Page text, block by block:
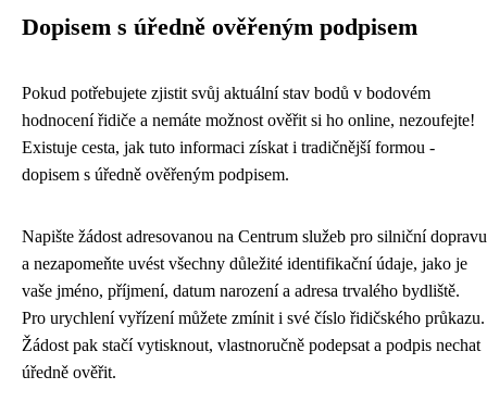
Dopisem s úředně ověřeným podpisem
Pokud potřebujete zjistit svůj aktuální stav bodů v bodovém
hodnocení řidiče a nemáte možnost ověřit si ho online, nezoufejte!
Existuje cesta, jak tuto informaci získat i tradičnější formou -
dopisem s úředně ověřeným podpisem.
Napište žádost adresovanou na Centrum služeb pro silniční dopravu
a nezapomeňte uvést všechny důležité identifikační údaje, jako je
vaše jméno, příjmení, datum narození a adresa trvalého bydliště.
Pro urychlení vyřízení můžete zmínit i své číslo řidičského průkazu.
Žádost pak stačí vytisknout, vlastnoručně podepsat a podpis nechat
úředně ověřit.